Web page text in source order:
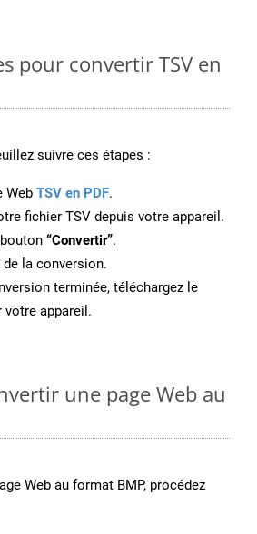
pour convertir TSV en
suivre ces étapes :
Web TSV en PDF.
fichier TSV depuis votre appareil.
“Convertir”.
la conversion.
terminée, téléchargez le
votre appareil.
une page Web au
Web au format BMP, procédez